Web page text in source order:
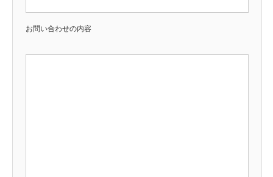
お問い合わせの内容